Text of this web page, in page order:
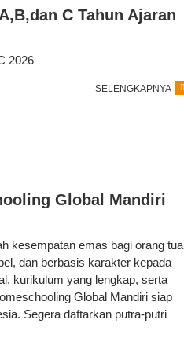
C Tahun Ajaran
2026
SELENGKAPNYA
Global Mandiri
kesempatan emas bagi orang tua
dan berbasis karakter kepada
kurikulum yang lengkap, serta
Global Mandiri siap
Segera daftarkan putra-putri